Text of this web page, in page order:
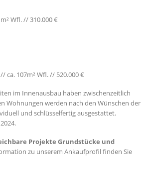
Wfl. // 310.000 €
ca. 107m² Wfl. // 520.000 €
im Innenausbau haben zwischenzeitlich
Wohnungen werden nach den Wünschen der
und schlüsselfertig ausgestattet.
Projekte Grundstücke und
zu unserem Ankaufprofil finden Sie